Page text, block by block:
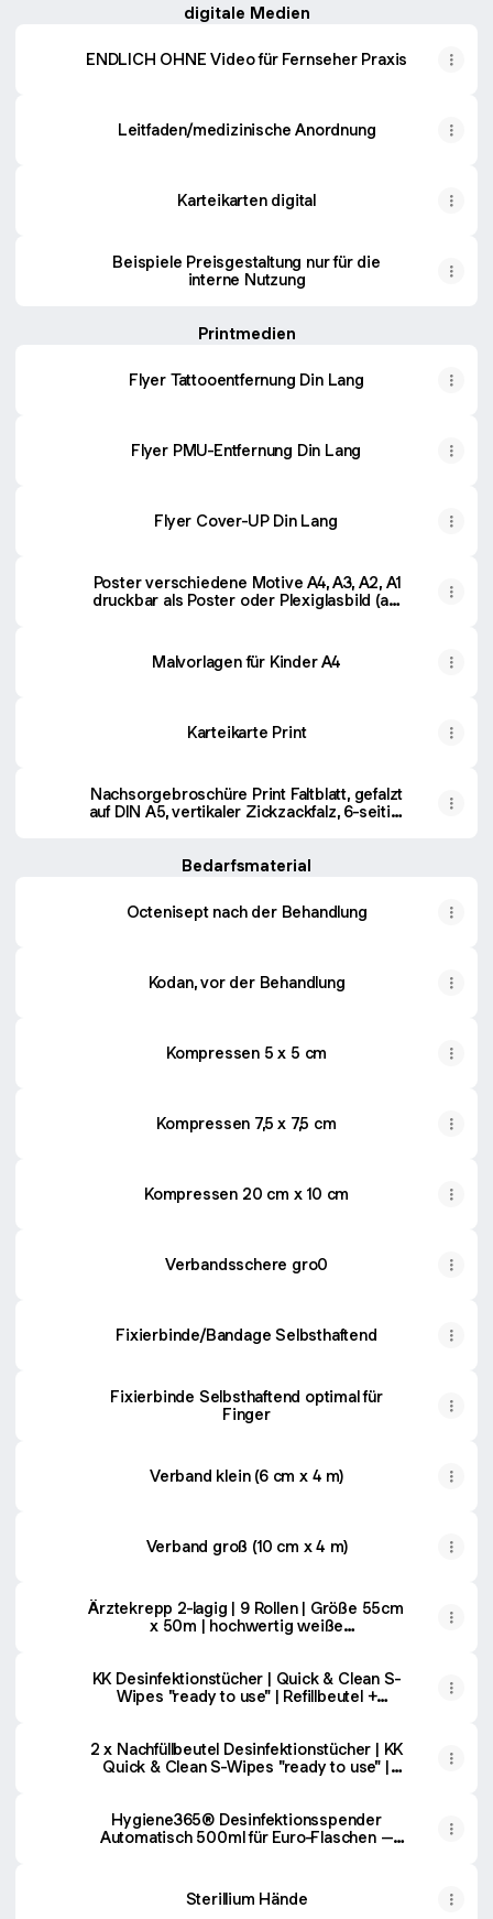
digitale Medien
ENDLICH OHNE Video für Fernseher Praxis
Leitfaden/medizinische Anordnung
Karteikarten digital
Beispiele Preisgestaltung nur für die
interne Nutzung
Printmedien
Flyer Tattooentfernung Din Lang
Flyer PMU-Entfernung Din Lang
Flyer Cover-UP Din Lang
Poster verschiedene Motive A4, A3, A2, A1
druckbar als Poster oder Plexiglasbild (auf
Malvorlagen für Kinder A4
Karteikarte Print
Nachsorgebroschüre Print Faltblatt, gefalzt
auf DIN A5, vertikaler Zickzackfalz, 6-seitig,
Bedarfsmaterial
Octenisept nach der Behandlung
Kodan, vor der Behandlung
Kompressen 5 x 5 cm
Kompressen 7,5 x 7,5 cm
Kompressen 20 cm x 10 cm
Verbandsschere gro0
Fixierbinde/Bandage Selbsthaftend
Fixierbinde Selbsthaftend optimal für
Finger
Verband klein (6 cm x 4 m)
Verband groß (10 cm x 4 m)
Ärztekrepp 2-lagig | 9 Rollen | Größe 55cm
x 50m | hochwertig weiße
Krankenhäuser, Praxen, Tattoostudios uvm.
: Amazon.de: Drogerie & Körperpflege
KK Desinfektionstücher | Quick & Clean S-
Wipes "ready to use" | Refillbeutel +
2 x Nachfüllbeutel Desinfektionstücher | KK
Quick & Clean S-Wipes "ready to use" |
Hygiene365® Desinfektionsspender
Automatisch 500ml für Euro-Flaschen –
Wandbefestigung & nachfüllbar – Made in
Germany : Amazon.de: Küche, Haushalt &
Sterillium Hände